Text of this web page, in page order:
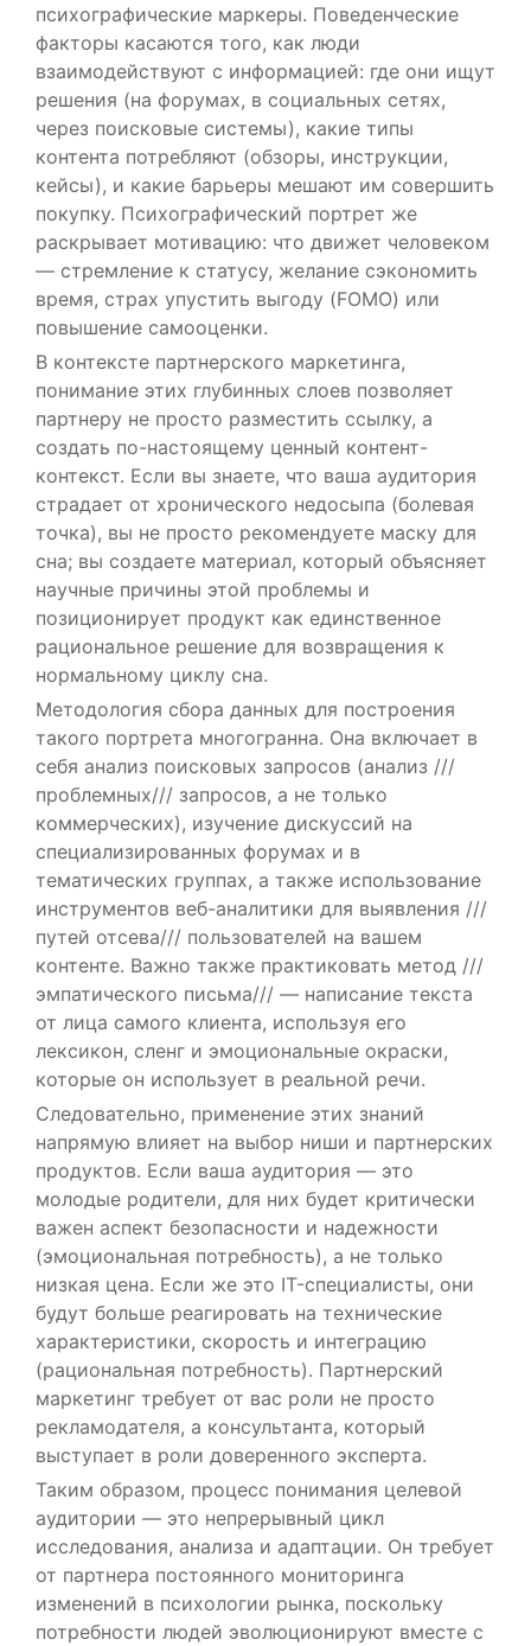
психографические маркеры. Поведенческие
факторы касаются того, как люди
взаимодействуют с информацией: где они ищут
решения (на форумах, в социальных сетях,
через поисковые системы), какие типы
контента потребляют (обзоры, инструкции,
кейсы), и какие барьеры мешают им совершить
покупку. Психографический портрет же
раскрывает мотивацию: что движет человеком
— стремление к статусу, желание сэкономить
время, страх упустить выгоду (FOMO) или
повышение самооценки.
В контексте партнерского маркетинга,
понимание этих глубинных слоев позволяет
партнеру не просто разместить ссылку, а
создать по-настоящему ценный контент-
контекст. Если вы знаете, что ваша аудитория
страдает от хронического недосыпа (болевая
точка), вы не просто рекомендуете маску для
сна; вы создаете материал, который объясняет
научные причины этой проблемы и
позиционирует продукт как единственное
рациональное решение для возвращения к
нормальному циклу сна.
Методология сбора данных для построения
такого портрета многогранна. Она включает в
себя анализ поисковых запросов (анализ ///
проблемных/// запросов, а не только
коммерческих), изучение дискуссий на
специализированных форумах и в
тематических группах, а также использование
инструментов веб-аналитики для выявления ///
путей отсева/// пользователей на вашем
контенте. Важно также практиковать метод ///
эмпатического письма/// — написание текста
от лица самого клиента, используя его
лексикон, сленг и эмоциональные окраски,
которые он использует в реальной речи.
Следовательно, применение этих знаний
напрямую влияет на выбор ниши и партнерских
продуктов. Если ваша аудитория — это
молодые родители, для них будет критически
важен аспект безопасности и надежности
(эмоциональная потребность), а не только
низкая цена. Если же это IT-специалисты, они
будут больше реагировать на технические
характеристики, скорость и интеграцию
(рациональная потребность). Партнерский
маркетинг требует от вас роли не просто
рекламодателя, а консультанта, который
выступает в роли доверенного эксперта.
Таким образом, процесс понимания целевой
аудитории — это непрерывный цикл
исследования, анализа и адаптации. Он требует
от партнера постоянного мониторинга
изменений в психологии рынка, поскольку
потребности людей эволюционируют вместе с